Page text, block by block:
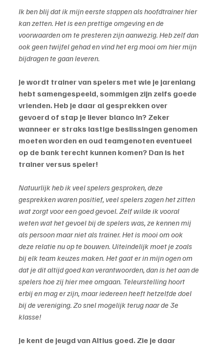
Ik ben blij dat ik mijn eerste stappen als hoofdtrainer hier
kan zetten. Het is een prettige omgeving en de
voorwaarden om te presteren zijn aanwezig. Heb zelf dan
ook geen twijfel gehad en vind het erg mooi om hier mijn
bijdragen te gaan leveren.
Je wordt trainer van spelers met wie je jarenlang
hebt samengespeeld, sommigen zijn zelfs goede
vrienden. Heb je daar al gesprekken over
gevoerd of stap je liever blanco in? Zeker
wanneer er straks lastige beslissingen genomen
moeten worden en oud teamgenoten eventueel
op de bank terecht kunnen komen? Dan is het
trainer versus speler!
Natuurlijk heb ik veel spelers gesproken, deze
gesprekken waren positief, veel spelers zagen het zitten
wat zorgt voor een goed gevoel. Zelf wilde ik vooral
weten wat het gevoel bij de spelers was, ze kennen mij
als persoon maar niet als trainer. Het is mooi om ook
deze relatie nu op te bouwen. Uiteindelijk moet je zoals
bij elk team keuzes maken. Het gaat er in mijn ogen om
dat je dit altijd goed kan verantwoorden, dan is het aan de
spelers hoe zij hier mee omgaan. Teleurstelling hoort
erbij en mag er zijn, maar iedereen heeft hetzelfde doel
bij de vereniging. Zo snel mogelijk terug naar de 3e
klasse!
Je kent de jeugd van Altius goed. Zie je daar